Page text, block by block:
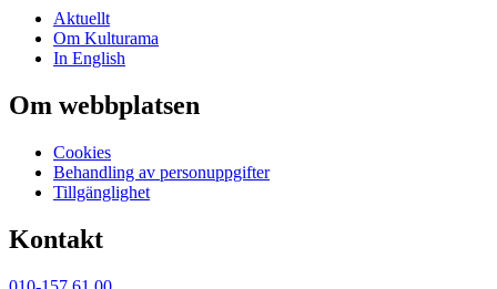
Aktuellt
Om Kulturama
In English
Om webbplatsen
Cookies
Behandling av personuppgifter
Tillgänglighet
Kontakt